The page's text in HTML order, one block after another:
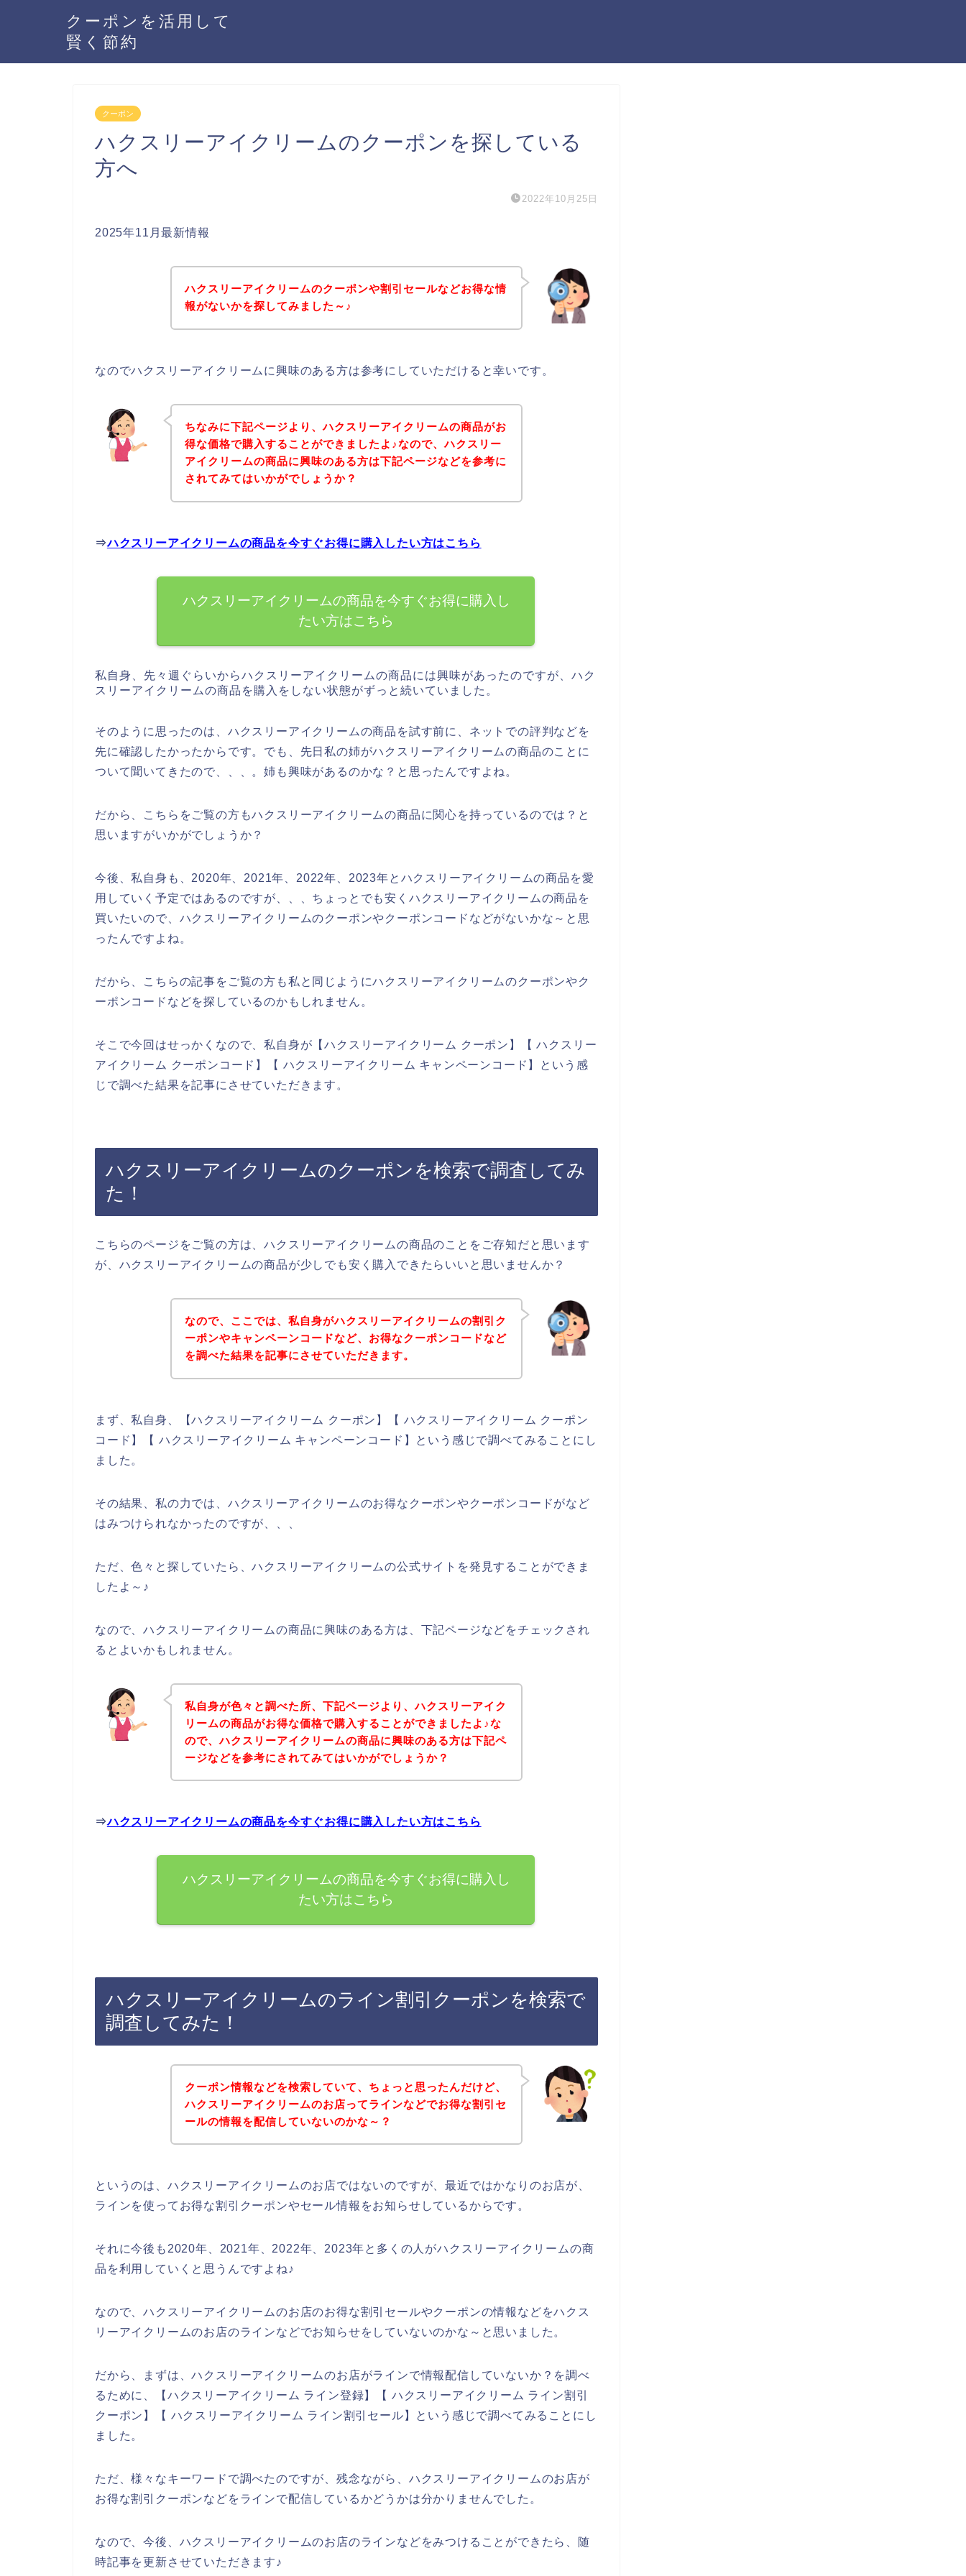
クーポンを活用して
賢く節約
クーポン
ハクスリーアイクリームのクーポンを探している
方へ
2022年10月25日
2025年11月最新情報
ハクスリーアイクリームのクーポンや割引セールなどお得な情
報がないかを探してみました～♪
なのでハクスリーアイクリームに興味のある方は参考にしていただけると幸いです。
ちなみに下記ページより、ハクスリーアイクリームの商品がお
得な価格で購入することができましたよ♪なので、ハクスリー
アイクリームの商品に興味のある方は下記ページなどを参考に
されてみてはいかがでしょうか？
⇒ハクスリーアイクリームの商品を今すぐお得に購入したい方はこちら
ハクスリーアイクリームの商品を今すぐお得に購入し
たい方はこちら
私自身、先々週ぐらいからハクスリーアイクリームの商品には興味があったのですが、ハク
スリーアイクリームの商品を購入をしない状態がずっと続いていました。
そのように思ったのは、ハクスリーアイクリームの商品を試す前に、ネットでの評判などを
先に確認したかったからです。でも、先日私の姉がハクスリーアイクリームの商品のことに
ついて聞いてきたので、、、。姉も興味があるのかな？と思ったんですよね。
だから、こちらをご覧の方もハクスリーアイクリームの商品に関心を持っているのでは？と
思いますがいかがでしょうか？
今後、私自身も、2020年、2021年、2022年、2023年とハクスリーアイクリームの商品を愛
用していく予定ではあるのですが、、、ちょっとでも安くハクスリーアイクリームの商品を
買いたいので、ハクスリーアイクリームのクーポンやクーポンコードなどがないかな～と思
ったんですよね。
だから、こちらの記事をご覧の方も私と同じようにハクスリーアイクリームのクーポンやク
ーポンコードなどを探しているのかもしれません。
そこで今回はせっかくなので、私自身が【ハクスリーアイクリーム クーポン】【 ハクスリー
アイクリーム クーポンコード】【 ハクスリーアイクリーム キャンペーンコード】という感
じで調べた結果を記事にさせていただきます。
ハクスリーアイクリームのクーポンを検索で調査してみ
た！
こちらのページをご覧の方は、ハクスリーアイクリームの商品のことをご存知だと思います
が、ハクスリーアイクリームの商品が少しでも安く購入できたらいいと思いませんか？
なので、ここでは、私自身がハクスリーアイクリームの割引ク
ーポンやキャンペーンコードなど、お得なクーポンコードなど
を調べた結果を記事にさせていただきます。
まず、私自身、【ハクスリーアイクリーム クーポン】【 ハクスリーアイクリーム クーポン
コード】【 ハクスリーアイクリーム キャンペーンコード】という感じで調べてみることにし
ました。
その結果、私の力では、ハクスリーアイクリームのお得なクーポンやクーポンコードがなど
はみつけられなかったのですが、、、
ただ、色々と探していたら、ハクスリーアイクリームの公式サイトを発見することができま
したよ～♪
なので、ハクスリーアイクリームの商品に興味のある方は、下記ページなどをチェックされ
るとよいかもしれません。
私自身が色々と調べた所、下記ページより、ハクスリーアイク
リームの商品がお得な価格で購入することができましたよ♪な
ので、ハクスリーアイクリームの商品に興味のある方は下記ペ
ージなどを参考にされてみてはいかがでしょうか？
⇒ハクスリーアイクリームの商品を今すぐお得に購入したい方はこちら
ハクスリーアイクリームの商品を今すぐお得に購入し
たい方はこちら
ハクスリーアイクリームのライン割引クーポンを検索で
調査してみた！
クーポン情報などを検索していて、ちょっと思ったんだけど、
ハクスリーアイクリームのお店ってラインなどでお得な割引セ
ールの情報を配信していないのかな～？
というのは、ハクスリーアイクリームのお店ではないのですが、最近ではかなりのお店が、
ラインを使ってお得な割引クーポンやセール情報をお知らせしているからです。
それに今後も2020年、2021年、2022年、2023年と多くの人がハクスリーアイクリームの商
品を利用していくと思うんですよね♪
なので、ハクスリーアイクリームのお店のお得な割引セールやクーポンの情報などをハクス
リーアイクリームのお店のラインなどでお知らせをしていないのかな～と思いました。
だから、まずは、ハクスリーアイクリームのお店がラインで情報配信していないか？を調べ
るために、【ハクスリーアイクリーム ライン登録】【 ハクスリーアイクリーム ライン割引
クーポン】【 ハクスリーアイクリーム ライン割引セール】という感じで調べてみることにし
ました。
ただ、様々なキーワードで調べたのですが、残念ながら、ハクスリーアイクリームのお店が
お得な割引クーポンなどをラインで配信しているかどうかは分かりませんでした。
なので、今後、ハクスリーアイクリームのお店のラインなどをみつけることができたら、随
時記事を更新させていただきます♪